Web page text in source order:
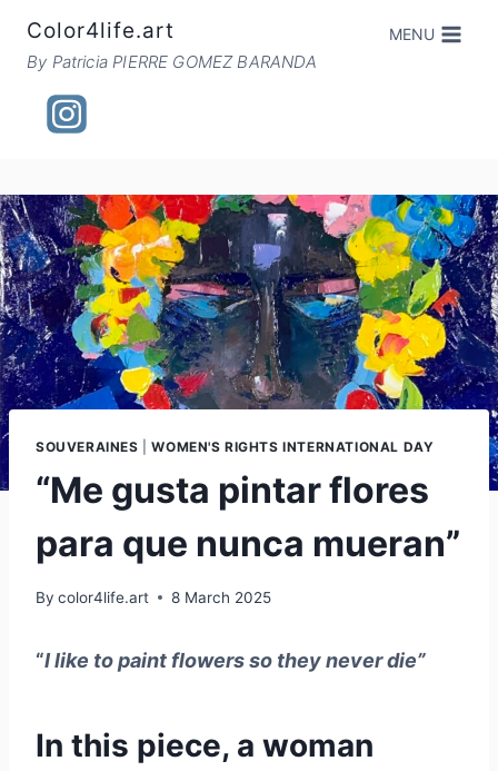
content
Color4life.art
By Patricia PIERRE GOMEZ BARANDA
MENU
SOUVERAINES |WOMEN'S RIGHTS INTERNATIONAL DAY
“Me gusta pintar flores
para que nunca mueran”
By color4life.art 8 March 2025
“I like to paint flowers so they never die”
In this piece, a woman